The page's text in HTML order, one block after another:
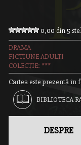
0,00 din 5
DRAMA
FICTIUNE ADULTI
COLECȚIE: ***
Cartea este prezentă în
BIBLIOTECA
DESPRE